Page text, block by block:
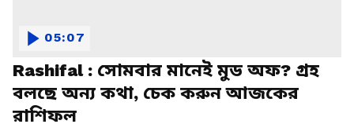
Rashifal : সোমবার মানেই মুড অফ? গ্রহ
বলছে অন্য কথা, চেক করুন আজকের
রাশিফল
05:07